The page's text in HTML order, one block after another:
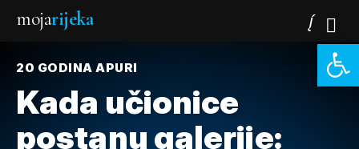
mojarijeka
20 GODINA APURI
Kada učionice
postanu galerije: